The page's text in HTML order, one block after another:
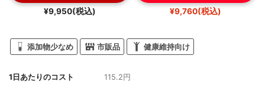
¥9,950(税込) ¥9,760(税込)
添加物少なめ 市販品 健康維持向け
1日あたりのコスト
115.2円